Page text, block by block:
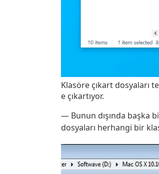
Klasöre çıkart dosyaları
e çıkartıyor.
— Bunun dışında başka
dosyaları herhangi bir